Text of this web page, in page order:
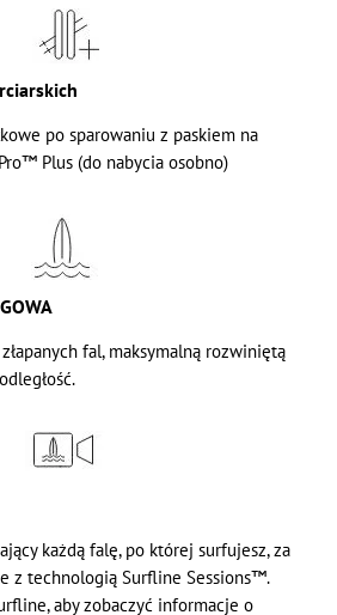
po sparowaniu z paskiem na
Plus (do nabycia osobno)
fal, maksymalną rozwiniętą
każdą falę, po której surfujesz, za
z technologią Surfline Sessions™️.
aby zobaczyć informacje o